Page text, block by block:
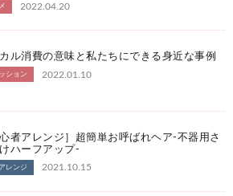
2022.04.20
ル消費の意味と私たちにできる身近な事例
ション 2022.01.10
心者アレンジ］超簡単お呼ばれヘア-不器用さ
ハーフアップ-
レンジ 2021.10.15